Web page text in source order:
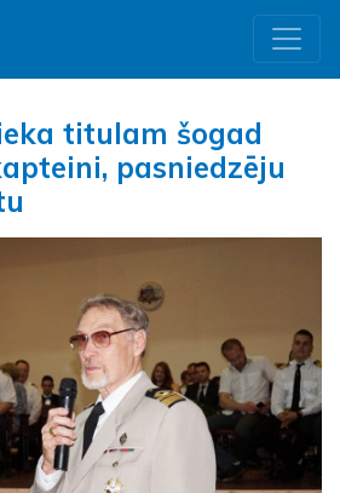
titulam šogad
pasniedzēju